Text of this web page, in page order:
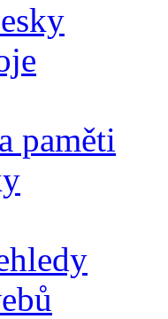
paměti